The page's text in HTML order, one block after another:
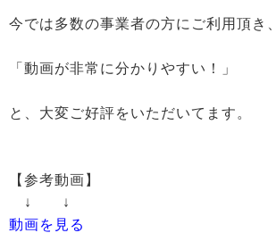
今では多数の事業者の方にご利用頂き、
「動画が非常に分かりやすい！」
と、大変ご好評をいただいてます。
【参考動画】
↓ ↓
動画を見る